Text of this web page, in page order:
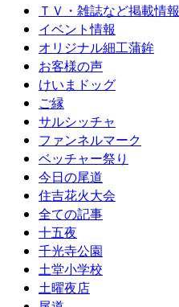
ＴＶ・雑誌など掲載情報
イベント情報
オリジナル細工蒲鉾
お客様の声
けいまドッグ
ご縁
サルシッチャ
ファンネルマーク
ベッチャー祭り
今日の尾道
住吉花火大会
全ての記事
十五夜
千光寺公園
土堂小学校
土曜夜店